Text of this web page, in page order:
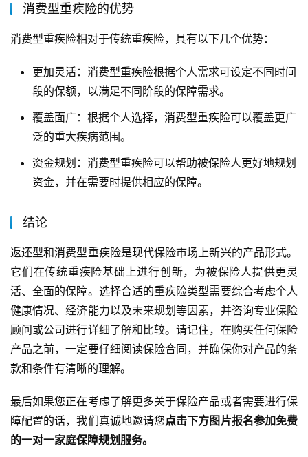
消费型重疾险的优势
消费型重疾险相对于传统重疾险，具有以下几个优势：
更加灵活：消费型重疾险根据个人需求可设定不同时间
段的保额，以满足不同阶段的保障需求。
覆盖面广：根据个人选择，消费型重疾险可以覆盖更广
泛的重大疾病范围。
资金规划：消费型重疾险可以帮助被保险人更好地规划
资金，并在需要时提供相应的保障。
结论
返还型和消费型重疾险是现代保险市场上新兴的产品形式。
它们在传统重疾险基础上进行创新，为被保险人提供更灵
活、全面的保障。选择合适的重疾险类型需要综合考虑个人
健康情况、经济能力以及未来规划等因素，并咨询专业保险
顾问或公司进行详细了解和比较。请记住，在购买任何保险
产品之前，一定要仔细阅读保险合同，并确保你对产品的条
款和条件有清晰的理解。
最后如果您正在考虑了解更多关于保险产品或者需要进行保
障配置的话，我们真诚地邀请您点击下方图片报名参加免费
的一对一家庭保障规划服务。